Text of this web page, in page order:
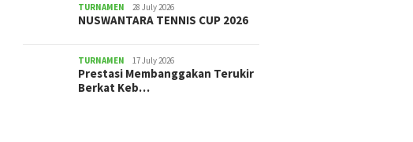
TURNAMEN 28 July 2026
NUSWANTARA TENNIS CUP 2026
TURNAMEN 17 July 2026
Prestasi Membanggakan Terukir
Berkat Keb…